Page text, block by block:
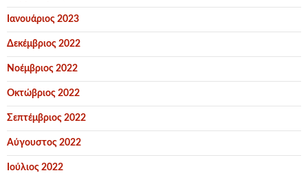
Ιανουάριος 2023
Δεκέμβριος 2022
Νοέμβριος 2022
Οκτώβριος 2022
Σεπτέμβριος 2022
Αύγουστος 2022
Ιούλιος 2022